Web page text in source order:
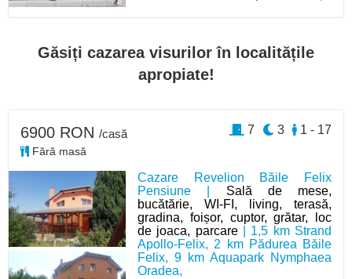
Găsiți cazarea visurilor în localitățile
apropiate!
Cazare Revelion Băile Felix
Pensiune | Sală de mese,
bucătărie, WI-FI, living, terasă,
gradina, foișor, cuptor, grătar, loc
de joaca, parcare| 1,5 km Strand
Apollo-Felix, 2 km Pădurea Băile
Felix, 9 km Aquapark Nymphaea
Oradea,
6900 RON /casă
Fără masă
1 - 17
3
7